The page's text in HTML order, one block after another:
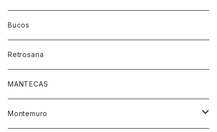
Bucos
Retrosaria
MANTECAS
Montemuro